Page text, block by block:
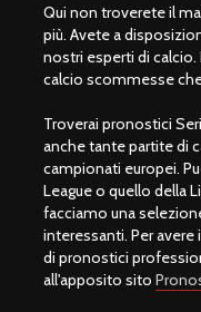
Qui non troverete il
più. Avete a
nostri esperti di
calcio scommesse
Troverai pronostici
anche tante partite di
campionati europei.
League o quello della
facciamo una
interessanti. Per
di pronostici
all'apposito sito